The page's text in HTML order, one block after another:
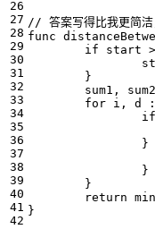
// 答案写得比我更简洁
func
if
start >
}
sum1 , sum2
for i , d
if
}
}
}
return min
}